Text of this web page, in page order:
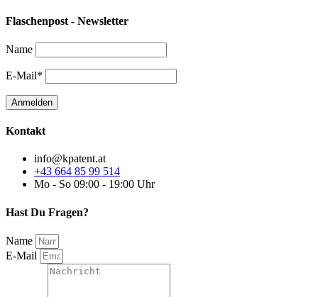
Flaschenpost - Newsletter
Name
E-Mail*
Kontakt
info@kpatent.at
+43 664 85 99 514
Mo - So 09:00 - 19:00 Uhr
Hast Du Fragen?
Name
E-Mail